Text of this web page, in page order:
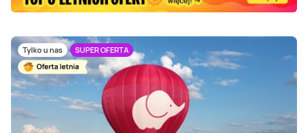
Tylko u nas SUPER OFERTA